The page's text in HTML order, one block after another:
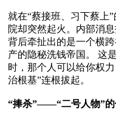
就在“蔡接班、习下蔡上
院却突然起火。内部消
背后牵扯出的是一个横
产的隐秘洗钱帝国。 这
时，那个人可以给你权
治根基”连根拔起。
“捧杀”——“二号人物”的